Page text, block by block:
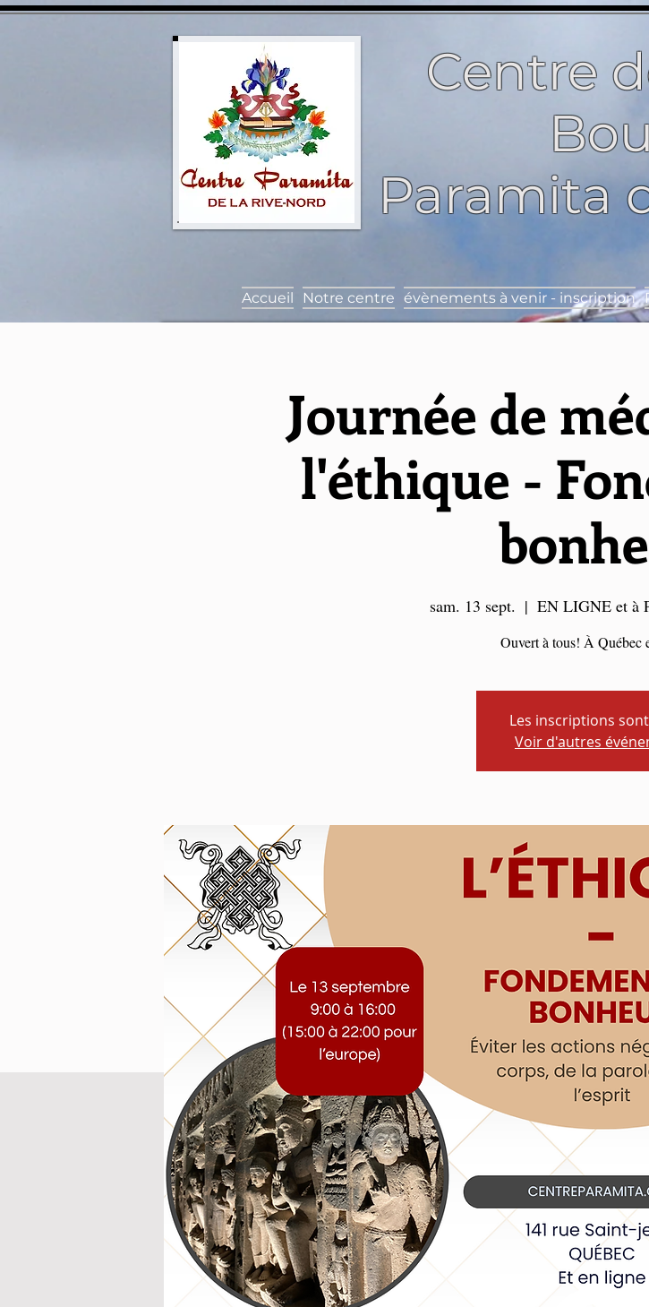
Centre
Paramita
Accueil Notre centre évènements à venir - inscription
Journée de
l'éthique -
sam. 13 sept.
  |
EN LIGNE et à
Ouvert à tous! À Québec
Les inscriptions
Voir d'autres